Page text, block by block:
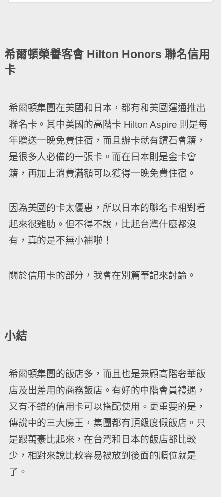
希爾頓榮譽客會 Hilton Honors 聯名信用
卡
希爾頓集團在美國和日本，都有和美國運通推出
聯名卡。其中美國的高階卡 Hilton Aspire 則是每
年贈送一晚免費住宿，而且辦卡就有鑽石會籍，
是很多人必備的一張卡。而在日本則是金卡會
籍，再加上消費滿額可以獲得一晚免費住宿。
因為美國的卡太優惠，所以日本的聯名卡相對看
起來很雞肋。但不得不說，比起台灣什麼都沒
有，真的是不無小補啦！
關於信用卡的部分，我會在別篇筆記來討論。
小結
希爾頓集團的飯店多，而且也是兼顧高階奢華飯
店及出差用的商務飯店。有好的中階會員禮遇，
又有不錯的信用卡可以搭配使用。更重要的是，
傳說中的三大魔王，集團都有頂級度假飯店。只
是跟萬豪比起來，在台灣和日本的飯店都比較
少，相對來說比較容易被放到後面的順位就是
了。